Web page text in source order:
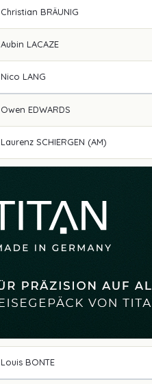
Christian BRÄUNIG
Aubin LACAZE
Nico LANG
Owen EDWARDS
Laurenz SCHIERGEN (AM)
Louis BONTE